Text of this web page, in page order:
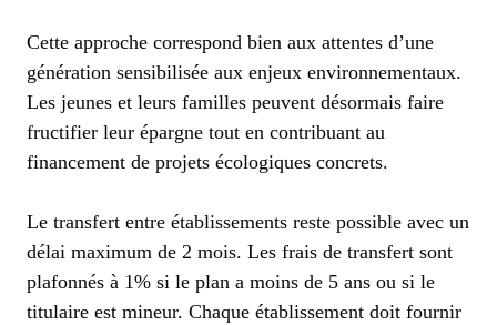
Cette approche correspond bien aux attentes d’une
génération sensibilisée aux enjeux environnementaux.
Les jeunes et leurs familles peuvent désormais faire
fructifier leur épargne tout en contribuant au
financement de projets écologiques concrets.
Le transfert entre établissements reste possible avec un
délai maximum de 2 mois. Les frais de transfert sont
plafonnés à 1% si le plan a moins de 5 ans ou si le
titulaire est mineur. Chaque établissement doit fournir